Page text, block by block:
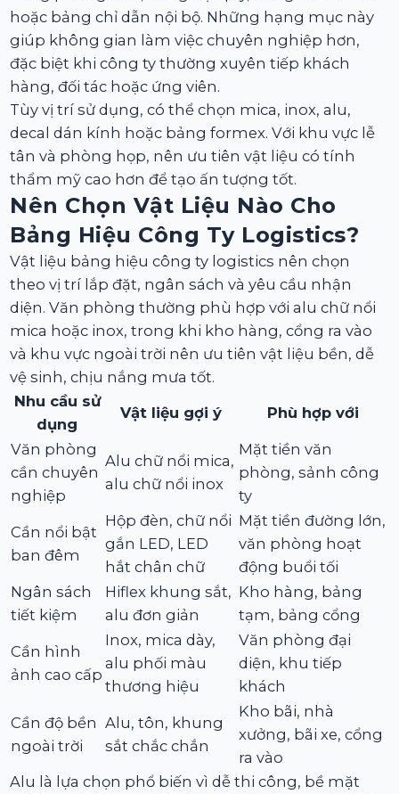
hoặc bảng chỉ dẫn nội bộ. Những hạng mục này
giúp không gian làm việc chuyên nghiệp hơn,
đặc biệt khi công ty thường xuyên tiếp khách
hàng, đối tác hoặc ứng viên.
Tùy vị trí sử dụng, có thể chọn mica, inox, alu,
decal dán kính hoặc bảng formex. Với khu vực lễ
tân và phòng họp, nên ưu tiên vật liệu có tính
thẩm mỹ cao hơn để tạo ấn tượng tốt.
Nên Chọn Vật Liệu Nào Cho
Bảng Hiệu Công Ty Logistics?
Vật liệu bảng hiệu công ty logistics nên chọn
theo vị trí lắp đặt, ngân sách và yêu cầu nhận
diện. Văn phòng thường phù hợp với alu chữ nổi
mica hoặc inox, trong khi kho hàng, cổng ra vào
và khu vực ngoài trời nên ưu tiên vật liệu bền, dễ
vệ sinh, chịu nắng mưa tốt.
Nhu cầu sử
dụng
Vật liệu gợi ý Phù hợp với
Văn phòng
cần chuyên
nghiệp
Alu chữ nổi mica,
alu chữ nổi inox
Mặt tiền văn
phòng, sảnh công
ty
Cần nổi bật
ban đêm
Hộp đèn, chữ nổi
gắn LED, LED
hắt chân chữ
Mặt tiền đường lớn,
văn phòng hoạt
động buổi tối
Ngân sách
tiết kiệm
Hiflex khung sắt,
alu đơn giản
Kho hàng, bảng
tạm, bảng cổng
Cần hình
ảnh cao cấp
Inox, mica dày,
alu phối màu
thương hiệu
Văn phòng đại
diện, khu tiếp
khách
Cần độ bền
ngoài trời
Alu, tôn, khung
sắt chắc chắn
Kho bãi, nhà
xưởng, bãi xe, cổng
ra vào
Alu là lựa chọn phổ biến vì dễ thi công, bề mặt